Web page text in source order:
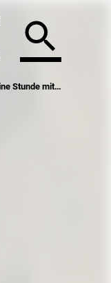
Stunde mit…